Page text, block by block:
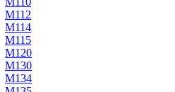
M112
M114
M115
M120
M130
M134